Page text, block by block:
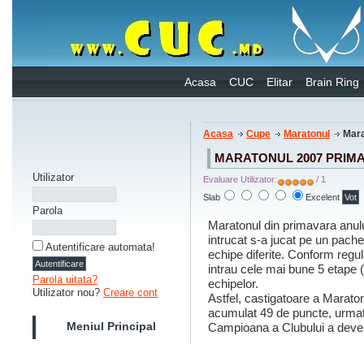
Acasa CUC Elitar Brain Ring
Utilizator
Parola
Autentificare automata!
Parola uitata?
Utilizator nou? Creare cont
Meniul Principal
Acasa Cupe Maratonul
MARATONUL 2007
Evaluare Utilizator:
/ 1
Slab
Excelent
Maratonul din primavara
intrucat s-a jucat pe un
echipe diferite. Conform
intrau cele mai bune 5 etape
echipelor.
Astfel, castigatoare a
acumulat 49 de puncte,
Campioana a Clubului a